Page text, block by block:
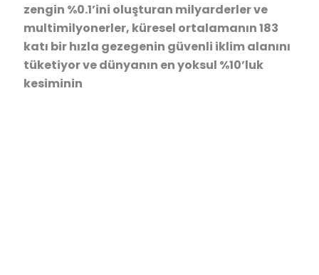
zengin %0.1’ini oluşturan milyarderler ve
multimilyonerler, küresel ortalamanın 183
katı bir hızla gezegenin güvenli iklim alanını
tüketiyor ve dünyanın en yoksul %10’luk
kesiminin